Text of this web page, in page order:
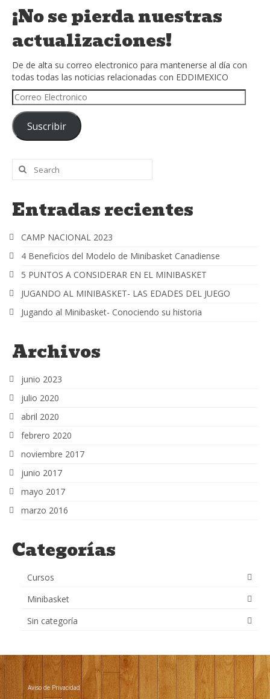
¡No se pierda nuestras
actualizaciones!
De de alta su correo electronico para mantenerse al día con
todas todas las noticias relacionadas con EDDIMEXICO
Suscribir
Entradas recientes
CAMP NACIONAL 2023
4 Beneficios del Modelo de Minibasket Canadiense
5 PUNTOS A CONSIDERAR EN EL MINIBASKET
JUGANDO AL MINIBASKET- LAS EDADES DEL JUEGO
Jugando al Minibasket- Conociendo su historia
Archivos
junio 2023
julio 2020
abril 2020
febrero 2020
noviembre 2017
junio 2017
mayo 2017
marzo 2016
Categorías
Cursos
Minibasket
Sin categoría
Aviso de Privacidad